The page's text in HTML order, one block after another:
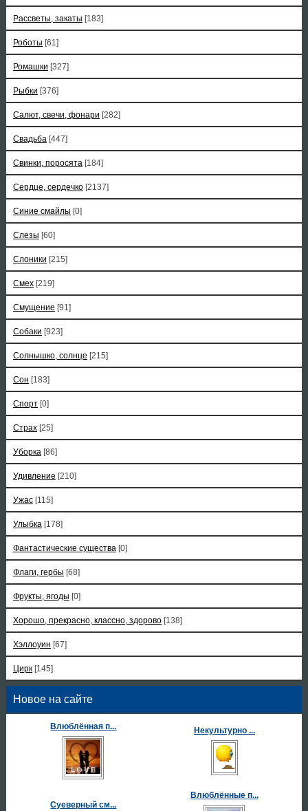
Рассветы, закаты [183]
Роботы [61]
Ромашки [327]
Рыбки [376]
Салют, свечи, фонари [282]
Свадьба [447]
Свинки, поросята [184]
Сердце, сердечко [2137]
Синие смайлы [0]
Слезы [60]
Слоники [215]
Смех [219]
Смущение [91]
Собаки [923]
Солнышко, солнце [215]
Сон [183]
Спорт [0]
Страх [25]
Уборка [86]
Удивление [210]
Ужас [115]
Улыбка [178]
Фантастические существа [0]
Флаги, гербы [68]
Фрукты, ягоды [0]
Хорошо, прекрасно, классно, здорово [138]
Хэллоуин [67]
Цирк [145]
Новое на сайте
Влюблённая п... Некультурно ...
Суеверный см...
Влюблённые п...